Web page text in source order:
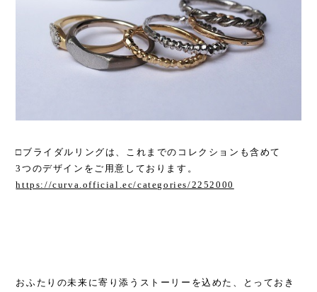
□ブライダルリングは、これまでのコレクションも含めて
3つのデザインをご用意しております。
https://curva.official.ec/categories/2252000
おふたりの未来に寄り添うストーリーを込めた、とっておき